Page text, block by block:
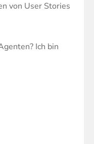
von User Stories
Ich bin